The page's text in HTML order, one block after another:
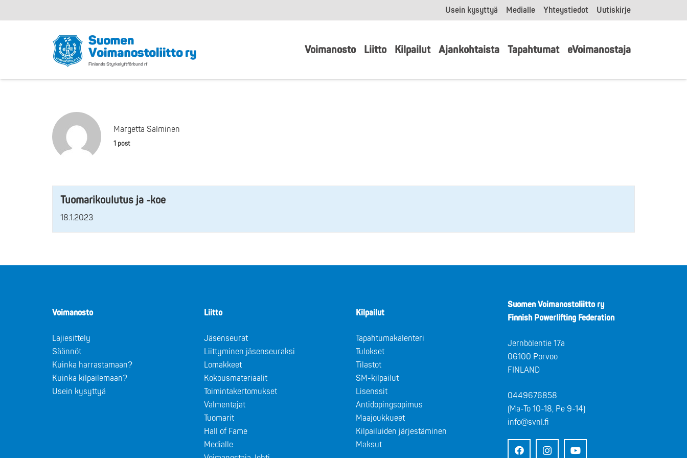
Usein kysyttyä Medialle Yhteystiedot Uutiskirje
Voimanosto Liitto Kilpailut Ajankohtaista Tapahtumat eVoimanostaja
Margetta Salminen
1 post
Tuomarikoulutus ja -koe
18.1.2023
Voimanosto
Lajiesittely
Säännöt
Kuinka harrastamaan?
Kuinka kilpailemaan?
Usein kysyttyä
Liitto
Jäsenseurat
Liittyminen jäsenseuraksi
Lomakkeet
Kokousmateriaalit
Toimintakertomukset
Valmentajat
Tuomarit
Hall of Fame
Medialle
Kilpailut
Tapahtumakalenteri
Tulokset
Tilastot
SM-kilpailut
Lisenssit
Antidopingsopimus
Maajoukkueet
Kilpailuiden järjestäminen
Maksut
Suomen Voimanostoliitto ry
Finnish Powerlifting Federation
Jernbölentie 17a
06100 Porvoo
FINLAND
0449676858
(Ma-To 10-18, Pe 9-14)
info@svnl.fi